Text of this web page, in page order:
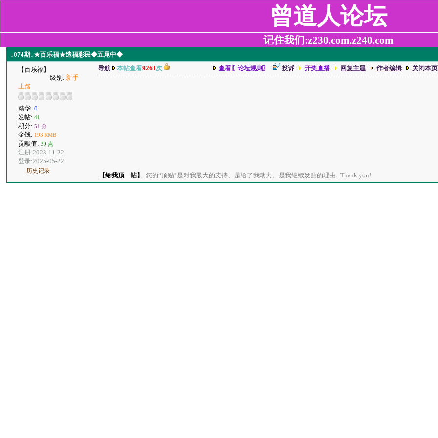
曾道人论坛
记住我们:z230.com,z240.com
↓074期↓★百乐福★造福彩民◆五尾中◆
【百乐福】
级别: 新手
上路
精华:0
发帖:41
积分:51 分
金钱: 193 RMB
贡献值:39 点
注册:2023-11-22
登录:2025-05-22
历史记录
导航 本帖查看9263次 查看〖论坛规则〗 投诉 开奖直播 回复主题 作者编辑 关闭本页
【给我顶一帖】 您的“顶贴”是对我最大的支持、是给了我动力、是我继续发贴的理由...Thank you!